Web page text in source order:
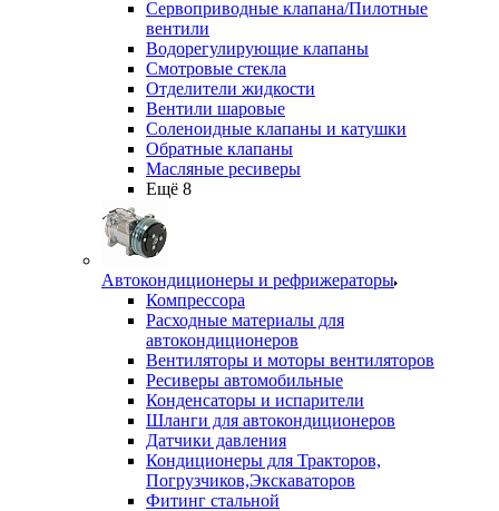
Сервоприводные клапана/Пилотные
вентили
Водорегулирующие клапаны
Смотровые стекла
Отделители жидкости
Вентили шаровые
Соленоидные клапаны и катушки
Обратные клапаны
Масляные ресиверы
Ещё 8
Автокондиционеры и рефрижераторы
Компрессора
Расходные материалы для
автокондиционеров
Вентиляторы и моторы вентиляторов
Ресиверы автомобильные
Конденсаторы и испарители
Шланги для автокондиционеров
Датчики давления
Кондиционеры для Тракторов,
Погрузчиков,Экскаваторов
Фитинг стальной